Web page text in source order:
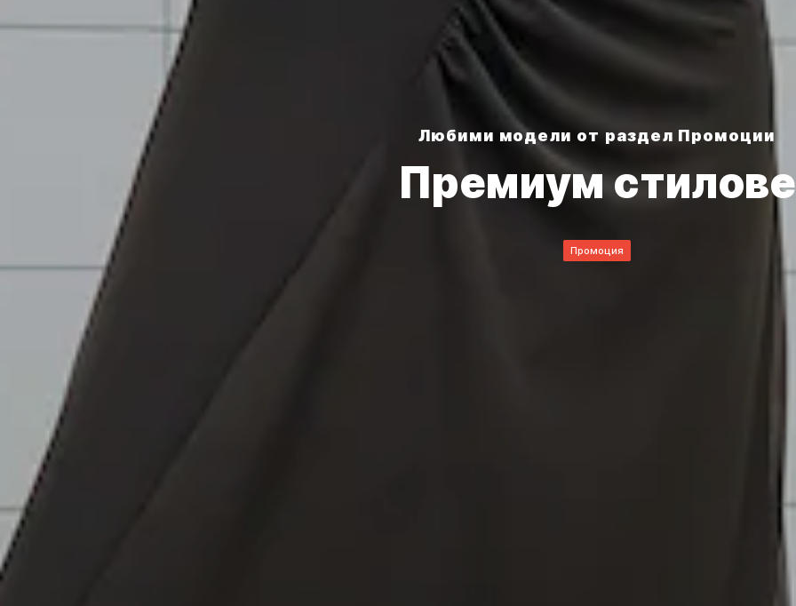
Любими модели от раздел Промоции
Премиум стилове
Промоция